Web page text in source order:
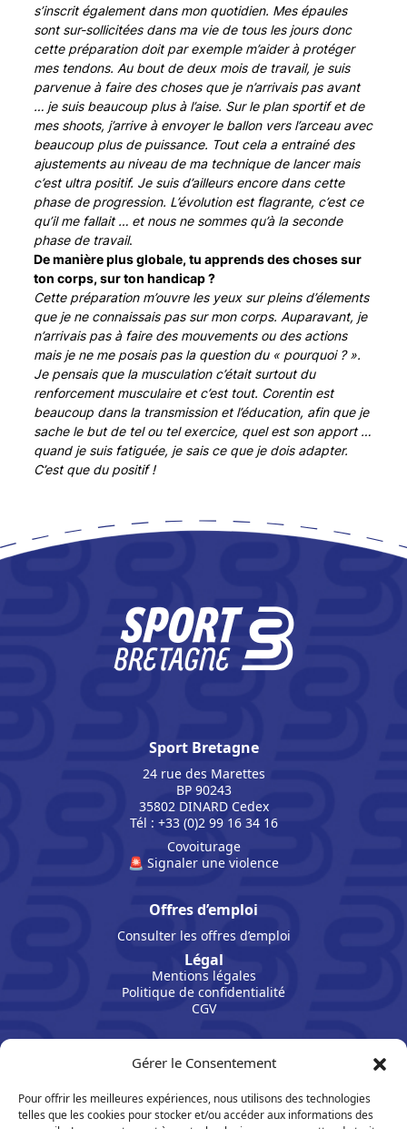
Gérer le Consentement
Pour offrir les meilleures expériences, nous utilisons des technologies
telles que les cookies pour stocker et/ou accéder aux informations des
s’inscrit également dans mon quotidien. Mes épaules
sont sur-sollicitées dans ma vie de tous les jours donc
cette préparation doit par exemple m’aider à protéger
mes tendons. Au bout de deux mois de travail, je suis
parvenue à faire des choses que je n’arrivais pas avant
… je suis beaucoup plus à l’aise. Sur le plan sportif et de
mes shoots, j’arrive à envoyer le ballon vers l’arceau avec
beaucoup plus de puissance. Tout cela a entrainé des
ajustements au niveau de ma technique de lancer mais
c’est ultra positif. Je suis d’ailleurs encore dans cette
phase de progression. L’évolution est flagrante, c’est ce
qu’il me fallait … et nous ne sommes qu’à la seconde
phase de travail.
De manière plus globale, tu apprends des choses sur
ton corps, sur ton handicap ?
Cette préparation m’ouvre les yeux sur pleins d’élements
que je ne connaissais pas sur mon corps. Auparavant, je
n’arrivais pas à faire des mouvements ou des actions
mais je ne me posais pas la question du « pourquoi ? ».
Je pensais que la musculation c’était surtout du
renforcement musculaire et c’est tout. Corentin est
beaucoup dans la transmission et l’éducation, afin que je
sache le but de tel ou tel exercice, quel est son apport …
quand je suis fatiguée, je sais ce que je dois adapter.
C’est que du positif !
Sport Bretagne
24 rue des Marettes
BP 90243
35802 DINARD Cedex
Tél : +33 (0)2 99 16 34 16
Covoiturage
🚨 Signaler une violence
Offres d’emploi
Consulter les offres d’emploi
Légal
Mentions légales
Politique de confidentialité
CGV